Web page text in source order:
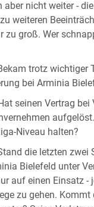
aber nicht weiter -
weiteren
zu groß. Wer
trotz wichtiger
bei Arminia
seinen Vertrag
Niveau halten?
die letzten zwei
Bielefeld unter
auf einen Einsatz -
zu gehen. Kommt